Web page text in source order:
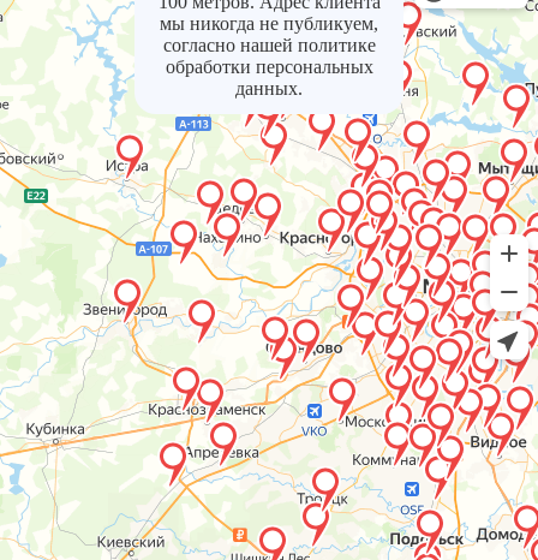
мы никогда не публикуем,
согласно нашей политике
обработки персональных
данных.